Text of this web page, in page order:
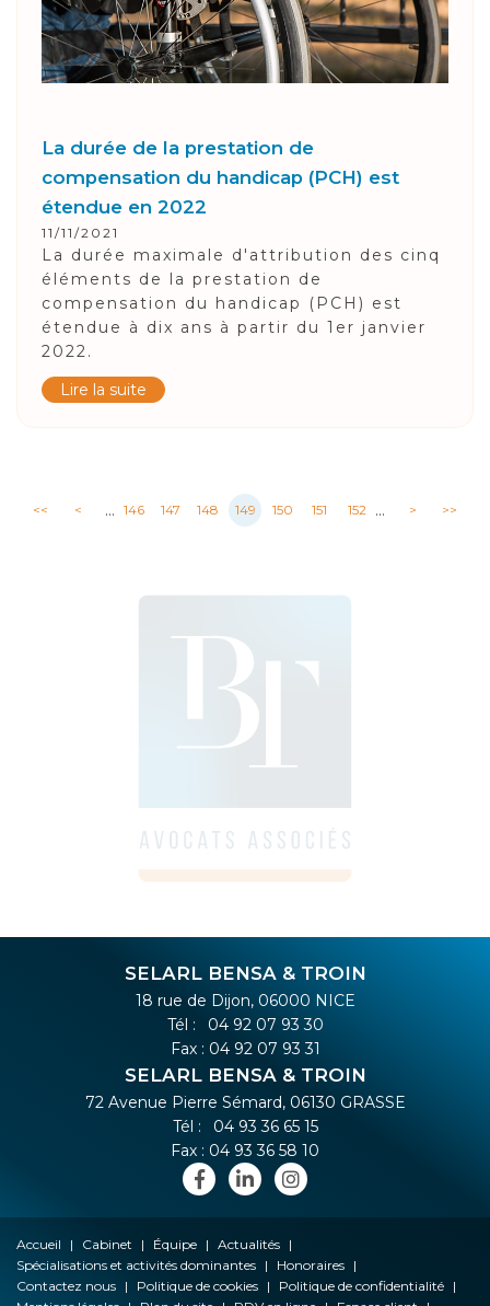
La durée de la prestation de
compensation du handicap (PCH) est
étendue en 2022
11/11/2021
La durée maximale d'attribution des cinq
éléments de la prestation de
compensation du handicap (PCH) est
étendue à dix ans à partir du 1er janvier
2022.
Lire la suite
<< < ... 146 147 148 149 150 151 152 ... > >>
SELARL BENSA & TROIN
18 rue de Dijon, 06000 NICE
Tél :
04 92 07 93 30
Fax : 04 92 07 93 31
SELARL BENSA & TROIN
72 Avenue Pierre Sémard, 06130 GRASSE
Tél :
04 93 36 65 15
Fax : 04 93 36 58 10
Accueil Cabinet Équipe
Actualités
Spécialisations et activités dominantes
Honoraires
Contactez nous
Politique de cookies
Politique de confidentialité